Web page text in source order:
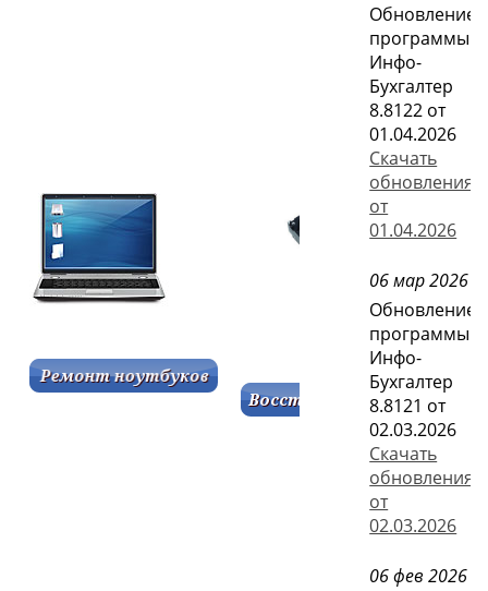
Обновление
программы
Инфо-
Бухгалтер
8.8122 от
01.04.2026
Скачать
обновления
от
01.04.2026
06 мар 2026
Обновление
программы
Инфо-
Бухгалтер
8.8121 от
02.03.2026
Скачать
обновления
от
02.03.2026
06 фев 2026